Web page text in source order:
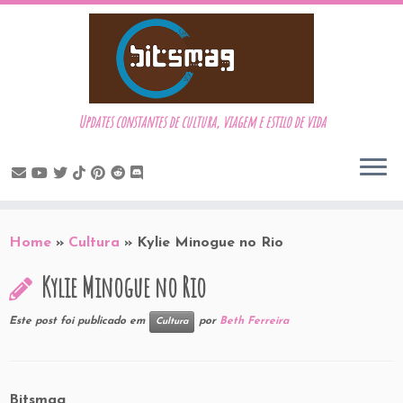
to
Updates constantes de cultura, viagem e estilo de vida
Home » Cultura » Kylie Minogue no Rio
Kylie Minogue no Rio
Este post foi publicado em Cultura por Beth Ferreira